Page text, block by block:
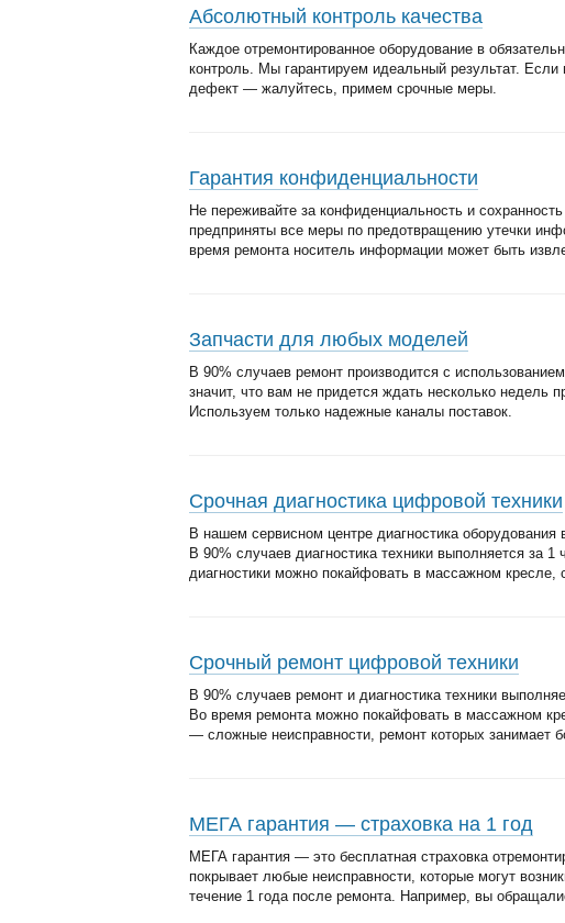
Абсолютный контроль качества
Каждое отремонтированное оборудование в
контроль. Мы гарантируем идеальный результат.
дефект — жалуйтесь, примем срочные меры.
Гарантия конфиденциальности
Не переживайте за конфиденциальность и
предприняты все меры по предотвращению утечки
время ремонта носитель информации может быть
Запчасти для любых моделей
В 90% случаев ремонт производится с
значит, что вам не придется ждать несколько недель
Используем только надежные каналы поставок.
Срочная диагностика цифровой техники
В нашем сервисном центре диагностика оборудования
В 90% случаев диагностика техники выполняется за
диагностики можно покайфовать в массажном кресле,
Срочный ремонт цифровой техники
В 90% случаев ремонт и диагностика техники
Во время ремонта можно покайфовать в массажном
— сложные неисправности, ремонт которых занимает
МЕГА гарантия — страховка на 1 год
МЕГА гарантия — это бесплатная страховка
покрывает любые неисправности, которые могут
течение 1 года после ремонта. Например, вы